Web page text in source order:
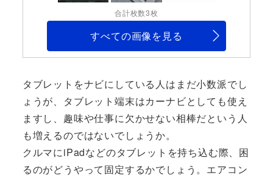
合計枚数3枚
すべての画像を見る
タブレットをナビにしている人はまだ小数派でし
ょうが、タブレット端末はカーナビとしても使え
ますし、趣味や仕事に欠かせない相棒だという人
も増えるのではないでしょうか。
クルマにiPadなどのタブレットを持ち込む際、困
るのがどうやって固定するかでしょう。エアコン